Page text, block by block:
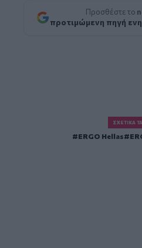
Προσθέστε το
προτιμώμενη πηγή
ΣΧΕΤΙΚΆ
ERGO Hellas